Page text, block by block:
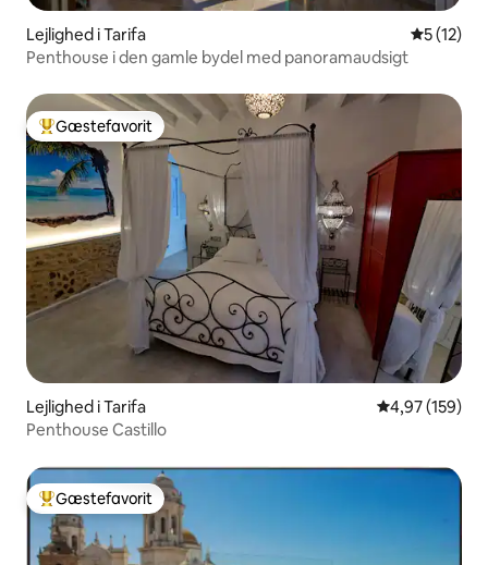
Lejlighed i Tarifa 5 ud af 5
5 (12)
Penthouse i den gamle bydel med panoramaudsigt
Bedste gæstefavorit
Gæstefavorit
Lejlighed i Tarifa 4,97 ud af 5 i
4,97 (159)
Penthouse Castillo
Bedste gæstefavorit
Gæstefavorit